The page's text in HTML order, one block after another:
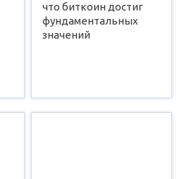
что биткоин достиг
фундаментальных
значений